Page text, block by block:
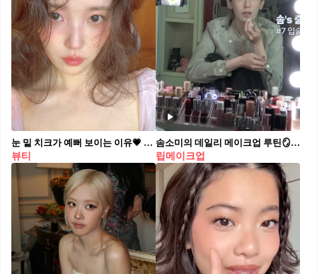
눈 밑 치크가 예뻐 보이는 이유💗 복숭아 머금은 듯 은은한 치크 메이크업🍑🪞 요즘 셀럽들이 자주 하는 메이크업 포인트는 바로 눈 밑 치크입니다. 눈동자 아래를 중심으로 볼 중앙까지 물든 듯 퍼뜨리는 방식인데요. 이렇게 연출하면 시선이 얼굴 중앙으로 모이면서 중안부가 짧아 보이는 효과를 줄 수 있습니다. 콧잔등이나 치크 윗부분까지 자연스럽게 블렌딩하면 훨씬 부드러운 분위기를 살릴 수 있죠. 마무리로 은은한 펄이나 하이라이터를 더해, 맑은 물광 메이크업처럼 연출해보세요.
뷰티
솜소미의 데일리 메이크업 루틴🪞 바쁜 출근 준비에도 빠지지 않는 필수템 3가지💄🤍 전소미의 메이크업 아이템, 지금 바로 소개해드릴게요. 1. 글맆 휴 스프레드 스틱, 1만 원대 글맆만의 이모션 컬러를 더해 자연스럽고 생기 있는 혈색을 표현할 수 있습니다. 치크와 립 등 다양하게 활용하기 좋은 멀티 스틱입니다. 2. 슈바츠코프 갓투비 브로우 앤 엣지스 2-in-1 젤, 3만 원대 브로우와 헤어라인을 깔끔하게 정돈해주는 투인원 젤입니다. 투명한 젤 타입으로 빠르게 마르며, 끈적임 없이 자연스럽게 고정되는 것이 특징입니다. 3. 주디돌 하이드레이팅 립 오일 01 피치 에센셜, 3만 원대 촉촉한 에센스를 머금은 듯한 제형으로 맑고 윤기 있는 립을 연출해주는 글로시 립글로스입니다.
립메이크업